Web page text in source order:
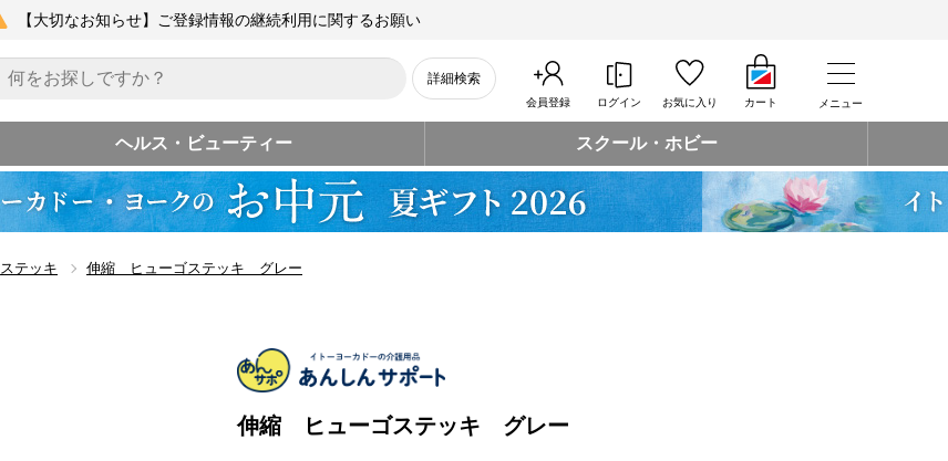
【大切なお知らせ】ご登録情報の継続利用に関するお願い
詳細検索
会員登録 ログイン お気に入り カート メニュー
ヘルス・ビューティー スクール・ホビー
ステッキ 伸縮 ヒューゴステッキ グレー
伸縮 ヒューゴステッキ グレー